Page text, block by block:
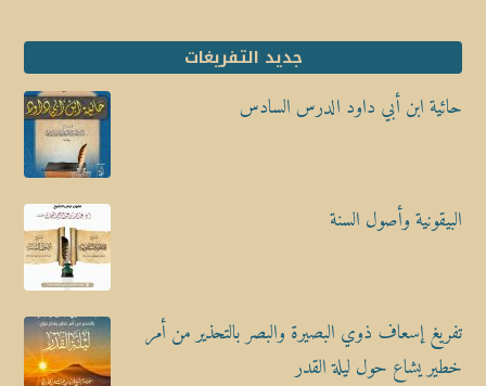
جديد التفريغات
حائية ابن أبي داود الدرس السادس
البيقونية وأصول السنة
تفريغ إسعاف ذوي البصيرة والبصر بالتحذير من أمر
خطير يشاع حول ليلة القدر